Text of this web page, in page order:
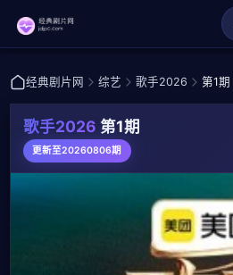
经典剧片网 综艺 歌手2026 第1期
歌手2026 第1期
更新至20260806期